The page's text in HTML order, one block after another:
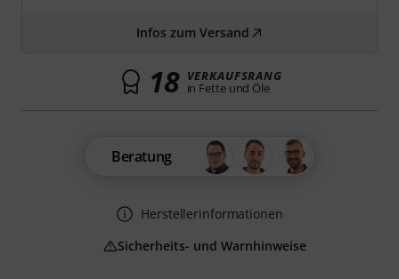
Infos zum Versand
18 VERKAUFSRANG
in Fette und Öle
Beratung
Herstellerinformationen
Sicherheits- und Warnhinweise